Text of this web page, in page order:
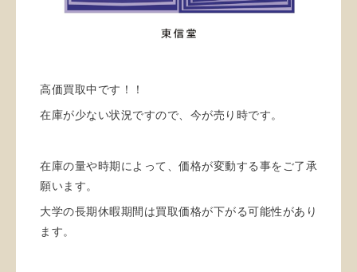
高価買取中です！！
在庫が少ない状況ですので、今が売り時です。
在庫の量や時期によって、価格が変動する事をご了承
願います。
大学の長期休暇期間は買取価格が下がる可能性があり
ます。